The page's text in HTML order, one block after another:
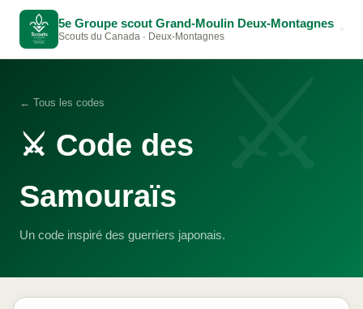
5e Groupe scout Grand-Moulin Deux-Montagnes
Scouts du Canada · Deux-Montagnes
← Tous les codes
⚔️ Code des
Samouraïs
Un code inspiré des guerriers japonais.